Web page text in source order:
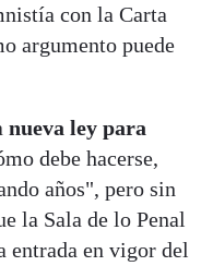
con la Carta
argumento puede
nueva ley para
debe hacerse,
años", pero sin
la Sala de lo Penal
entrada en vigor del